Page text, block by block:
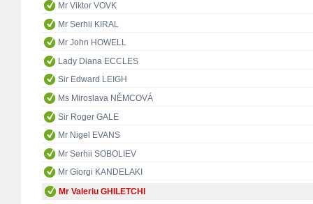
Mr Viktor VOVK
Mr Serhii KIRAL
Mr John HOWELL
Lady Diana ECCLES
Sir Edward LEIGH
Ms Miroslava NĚMCOVÁ
Sir Roger GALE
Mr Nigel EVANS
Mr Serhii SOBOLIEV
Mr Giorgi KANDELAKI
Mr Valeriu GHILETCHI